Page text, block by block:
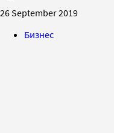
26 September 2019
Бизнес